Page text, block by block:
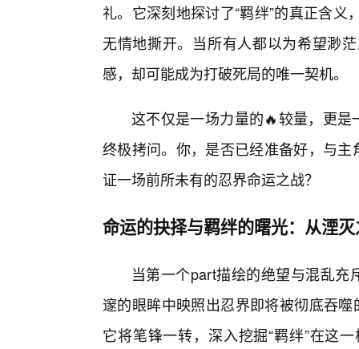
礼。它深刻地探讨了“羁绊”的真正含
无情地撕开。当所有人都以为希望渺
感，却可能成为打破死局的唯一契机。
这不仅是一场力量的🔥较量，更是
终极拷问。你，是否已经准备好，与
证一场前所未有的忍界命运之战？
命运的抉择与羁绊的曙光：从湮
当第一个part描绘的绝望与混乱充
邃的眼眸中映照出忍界即将被彻底吞
它将笔锋一转，深入挖掘“羁绊”在这